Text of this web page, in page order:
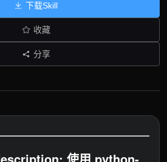
下载Skill
收藏
分享